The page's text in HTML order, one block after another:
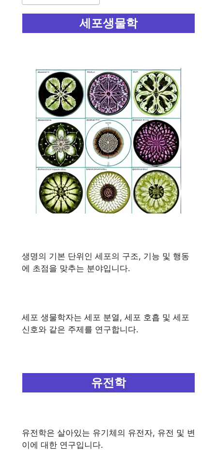
세포생물학
생명의 기본 단위인 세포의 구조, 기능 및 행동
에 초점을 맞추는 분야입니다.
세포 생물학자는 세포 분열, 세포 호흡 및 세포
신호와 같은 주제를 연구합니다.
유전학
유전학은 살아있는 유기체의 유전자, 유전 및 변
이에 대한 연구입니다.